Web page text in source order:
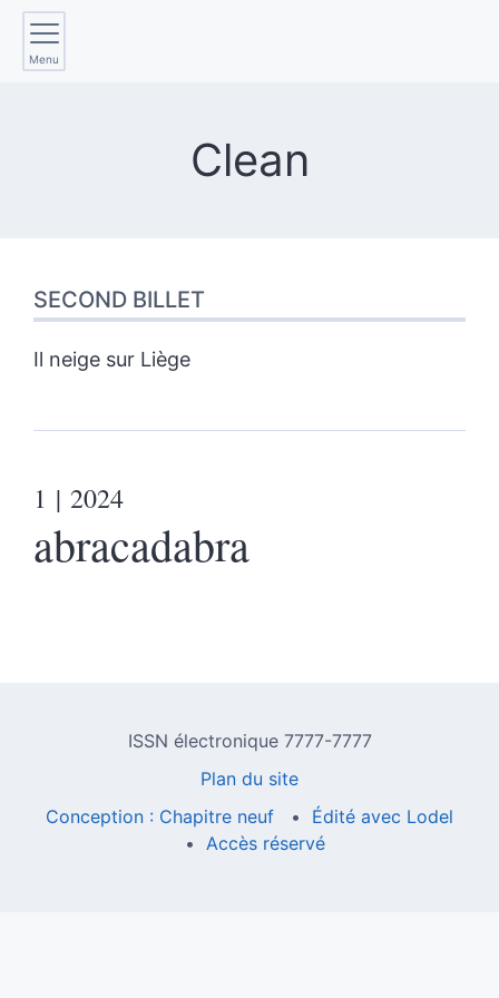
Menu
Clean
SECOND BILLET
Il neige sur Liège
1 | 2024
abracadabra
ISSN électronique 7777-7777
Plan du site
Conception : Chapitre neuf
Édité avec Lodel
Accès réservé